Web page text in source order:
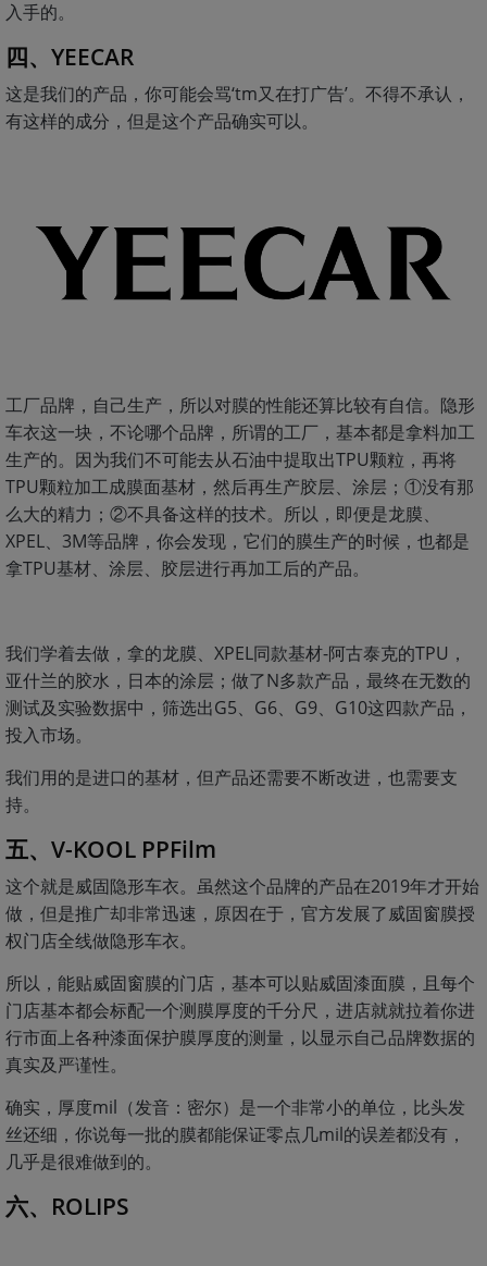
入手的。
四、YEECAR
这是我们的产品，你可能会骂‘tm又在打广告’。不得不承认，
有这样的成分，但是这个产品确实可以。
工厂品牌，自己生产，所以对膜的性能还算比较有自信。隐形
车衣这一块，不论哪个品牌，所谓的工厂，基本都是拿料加工
生产的。因为我们不可能去从石油中提取出TPU颗粒，再将
TPU颗粒加工成膜面基材，然后再生产胶层、涂层；①没有那
么大的精力；②不具备这样的技术。所以，即便是龙膜、
XPEL、3M等品牌，你会发现，它们的膜生产的时候，也都是
拿TPU基材、涂层、胶层进行再加工后的产品。
我们学着去做，拿的龙膜、XPEL同款基材-阿古泰克的TPU，
亚什兰的胶水，日本的涂层；做了N多款产品，最终在无数的
测试及实验数据中，筛选出G5、G6、G9、G10这四款产品，
投入市场。
我们用的是进口的基材，但产品还需要不断改进，也需要支
持。
五、V-KOOL PPFilm
这个就是威固隐形车衣。虽然这个品牌的产品在2019年才开始
做，但是推广却非常迅速，原因在于，官方发展了威固窗膜授
权门店全线做隐形车衣。
所以，能贴威固窗膜的门店，基本可以贴威固漆面膜，且每个
门店基本都会标配一个测膜厚度的千分尺，进店就就拉着你进
行市面上各种漆面保护膜厚度的测量，以显示自己品牌数据的
真实及严谨性。
确实，厚度mil（发音：密尔）是一个非常小的单位，比头发
丝还细，你说每一批的膜都能保证零点几mil的误差都没有，
几乎是很难做到的。
六、ROLIPS